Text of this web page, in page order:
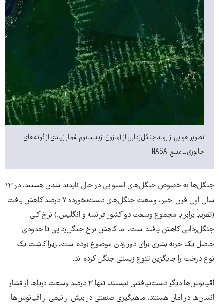
تصویر هوایی از روند جنگل‌زدایی از آمازون، زیست‌بوم شمار زیادی از گونه‌های
جانوری ــ منبع: NASA
جنگل‌ها به خصوص جنگل‌های استوایی در حال ناپدید شدن هستند. در ۱۳
سال اول قرن اخیر، وسعت جنگل‌های دست‌نخورده ۷ درصد کاهش یافت
(تقریباً برابر با مجموع وسعت دو کشور فرانسه و انگلیس.) نرخ کلی
جنگل‌زدایی کاهش یافته است، اما کاهش نرخ جنگل‌زدایی تا حدودی
حاصل یک حربه بشری برای دور زدن موضوع بوده است، زیرا کاشتِ یک
نوع درخت را جایگزین تنوع زیستی جنگل کرده اند.
اقیانوس‌ها دیگر دست‌نیافتنی نیستند. تنها ۳ درصد وسعت دریاها از فشار
انسان‌ها در امان هستند. ماهیگیری صنعتی در بیش از نیمی از اقیانوس‌ها